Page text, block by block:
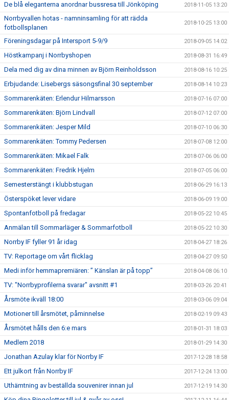
De blå eleganterna anordnar bussresa till Jönköping 2018-11-05 13:20
Norrbyvallen hotas - namninsamling för att rädda
fotbollsplanen
2018-10-25 13:00
Föreningsdagar på Intersport 5-9/9 2018-09-05 14:02
Höstkampanj i Norrbyshopen 2018-08-31 16:49
Dela med dig av dina minnen av Björn Reinholdsson 2018-08-16 10:25
Erbjudande: Lisebergs säsongsfinal 30 september 2018-08-14 10:23
Sommarenkäten: Erlendur Hilmarsson 2018-07-16 07:00
Sommarenkäten: Björn Lindvall 2018-07-12 07:00
Sommarenkäten: Jesper Mild 2018-07-10 06:30
Sommarenkäten: Tommy Pedersen 2018-07-08 12:00
Sommarenkäten: Mikael Falk 2018-07-06 06:00
Sommarenkäten: Fredrik Hjelm 2018-07-05 06:00
Semesterstängt i klubbstugan 2018-06-29 16:13
Österspöket lever vidare 2018-06-09 19:00
Spontanfotboll på fredagar 2018-05-22 10:45
Anmälan till Sommarläger & Sommarfotboll 2018-05-22 10:30
Norrby IF fyller 91 år idag 2018-04-27 18:26
TV: Reportage om vårt flicklag 2018-04-27 09:50
Medi inför hemmapremiären: ” Känslan är på topp” 2018-04-08 06:10
TV: "Norrbyprofilerna svarar" avsnitt #1 2018-03-26 20:41
Årsmöte ikväll 18:00 2018-03-06 09:04
Motioner till årsmötet, påminnelse 2018-02-19 09:43
Årsmötet hålls den 6:e mars 2018-01-31 18:03
Medlem 2018 2018-01-29 14:30
Jonathan Azulay klar för Norrby IF 2017-12-28 18:58
Ett julkort från Norrby IF 2017-12-24 13:00
Uthämtning av beställda souvenirer innan jul 2017-12-19 14:30